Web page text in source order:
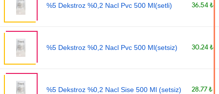
%5 Dekstroz %0,2 Nacl Pvc 500 Ml(setli) 36.54 ₺
%5 Dekstroz %0,2 Nacl Pvc 500 Ml(setsiz) 30.24 ₺
%5 Dekstroz %0,2 Nacl Sise 500 Ml (setsiz) 28.77 ₺